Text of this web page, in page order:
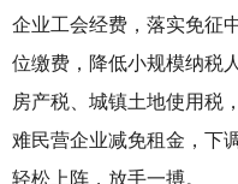
企业工会经费，落实免征
位缴费，降低小规模纳税
房产税、城镇土地使用税
难民营企业减免租金，下
轻松上阵，放手一搏。